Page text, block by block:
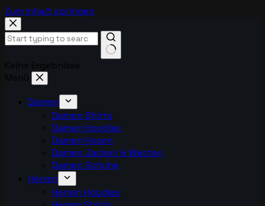
Zum Inhalt springen
Keine Ergebnisse
Menü
Damen
Damen Shirts
Damen Hoodies
Damen Hosen
Damen Jacken & Westen
Damen Schuhe
Herren
Herren Hoodies